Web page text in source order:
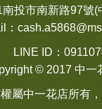
投市南新路97號(
：
LINE ID：
© 2017 中一
屬中一花店所有